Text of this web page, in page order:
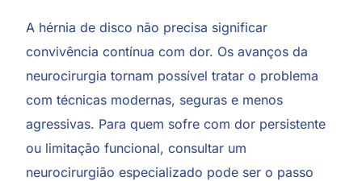
A hérnia de disco não precisa significar
convivência contínua com dor. Os avanços da
neurocirurgia tornam possível tratar o problema
com técnicas modernas, seguras e menos
agressivas. Para quem sofre com dor persistente
ou limitação funcional, consultar um
neurocirurgião especializado pode ser o passo